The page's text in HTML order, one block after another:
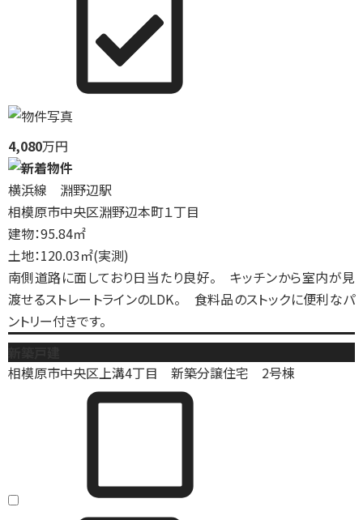
4,080万円
横浜線 淵野辺駅
相模原市中央区淵野辺本町１丁目
建物：95.84㎡
土地：120.03㎡(実測)
南側道路に面しており日当たり良好。 キッチンから室内が見
渡せるストレートラインのLDK。 食料品のストックに便利なパ
ントリー付きです。
相模原市中央区上溝4丁目 新築分譲住宅 2号棟